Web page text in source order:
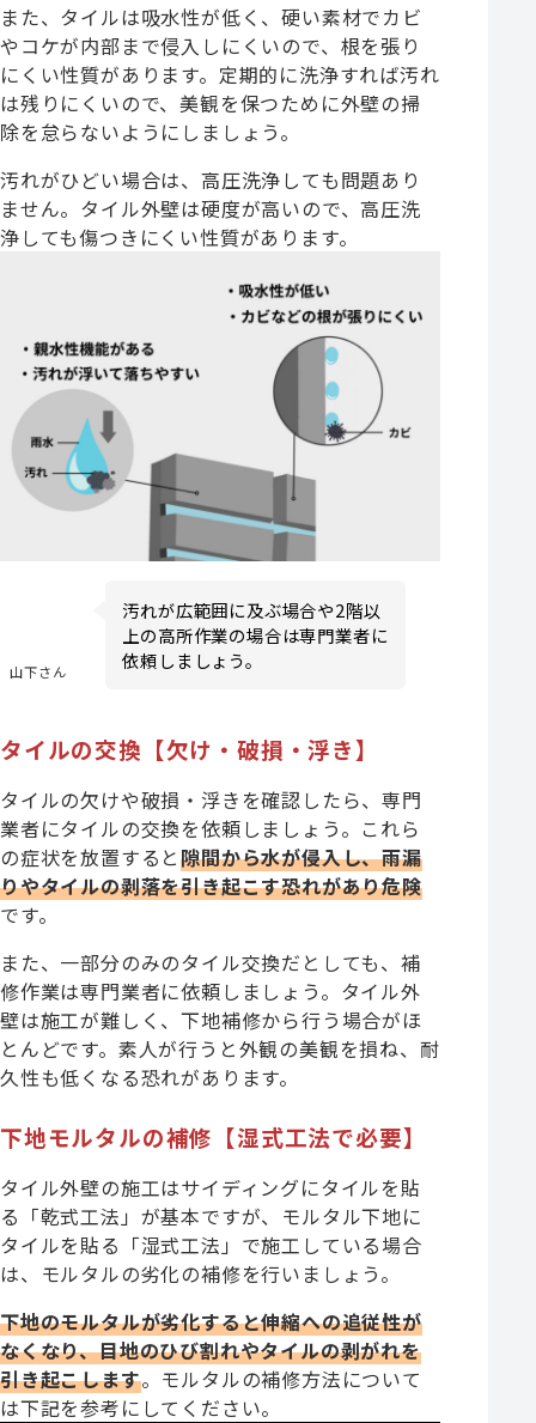
また、タイルは吸水性が低く、硬い素材でカビ
やコケが内部まで侵入しにくいので、根を張り
にくい性質があります。定期的に洗浄すれば汚れ
は残りにくいので、美観を保つために外壁の掃
除を怠らないようにしましょう。
汚れがひどい場合は、高圧洗浄しても問題あり
ません。タイル外壁は硬度が高いので、高圧洗
浄しても傷つきにくい性質があります。
山下さん
汚れが広範囲に及ぶ場合や2階以
上の高所作業の場合は専門業者に
依頼しましょう。
タイルの交換【欠け・破損・浮き】
タイルの欠けや破損・浮きを確認したら、専門
業者にタイルの交換を依頼しましょう。これら
の症状を放置すると隙間から水が侵入し、雨漏
りやタイルの剥落を引き起こす恐れがあり危険
です。
また、一部分のみのタイル交換だとしても、補
修作業は専門業者に依頼しましょう。タイル外
壁は施工が難しく、下地補修から行う場合がほ
とんどです。素人が行うと外観の美観を損ね、耐
久性も低くなる恐れがあります。
下地モルタルの補修【湿式工法で必要】
タイル外壁の施工はサイディングにタイルを貼
る「乾式工法」が基本ですが、モルタル下地に
タイルを貼る「湿式工法」で施工している場合
は、モルタルの劣化の補修を行いましょう。
下地のモルタルが劣化すると伸縮への追従性が
なくなり、目地のひび割れやタイルの剥がれを
引き起こします。モルタルの補修方法について
は下記を参考にしてください。